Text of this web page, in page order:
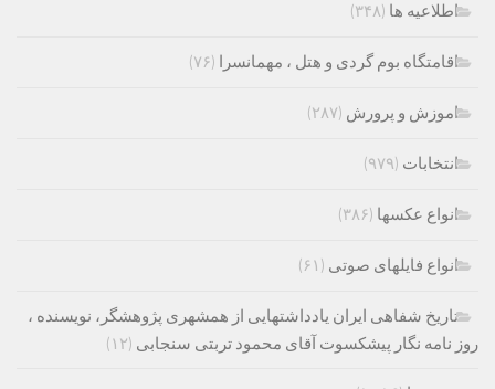
اطلاعیه ها (۳۴۸)
اقامتگاه بوم گردی و هتل ، مهمانسرا (۷۶)
اموزش و پرورش (۲۸۷)
انتخابات (۹۷۹)
انواع عکسها (۳۸۶)
انواع فایلهای صوتی (۶۱)
تاریخ شفاهی ایران یادداشتهایی از همشهری پژوهشگر، نویسنده ،
روز نامه نگار پیشکسوت آقای محمود تربتی سنجابی (۱۲)